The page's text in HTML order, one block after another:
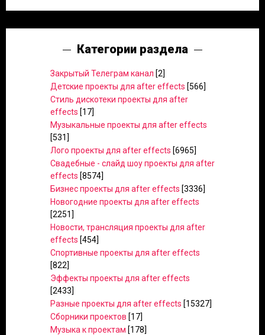
Категории раздела
Закрытый Телеграм канал [2]
Детские проекты для after effects [566]
Стиль дискотеки проекты для after
effects [17]
Музыкальные проекты для after effects
[531]
Лого проекты для after effects [6965]
Свадебные - слайд шоу проекты для after
effects [8574]
Бизнес проекты для after effects [3336]
Новогодние проекты для after effects
[2251]
Новости, трансляция проекты для after
effects [454]
Спортивные проекты для after effects
[822]
Эффекты проекты для after effects
[2433]
Разные проекты для after effects [15327]
Сборники проектов [17]
Музыка к проектам [178]